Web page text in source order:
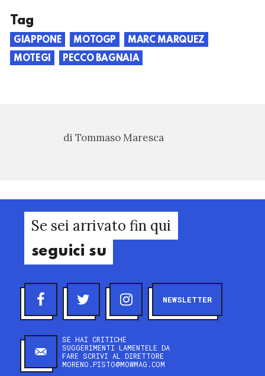
Tag
GIAPPONE MOTOGP
MARC MARQUEZ
MOTEGI
PECCO BAGNAIA
di Tommaso Maresca
Se sei arrivato fin qui
seguici su
NEWSLETTER
SE HAI CRITICHE
SUGGERIMENTI LAMENTELE DA
FARE SCRIVI AL DIRETTORE
MORENO.PISTO@MOWMAG.COM